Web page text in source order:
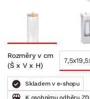
Rozměry v cm
(Š x V x H)
Skladem v e-shopu
K osobnímu odběru